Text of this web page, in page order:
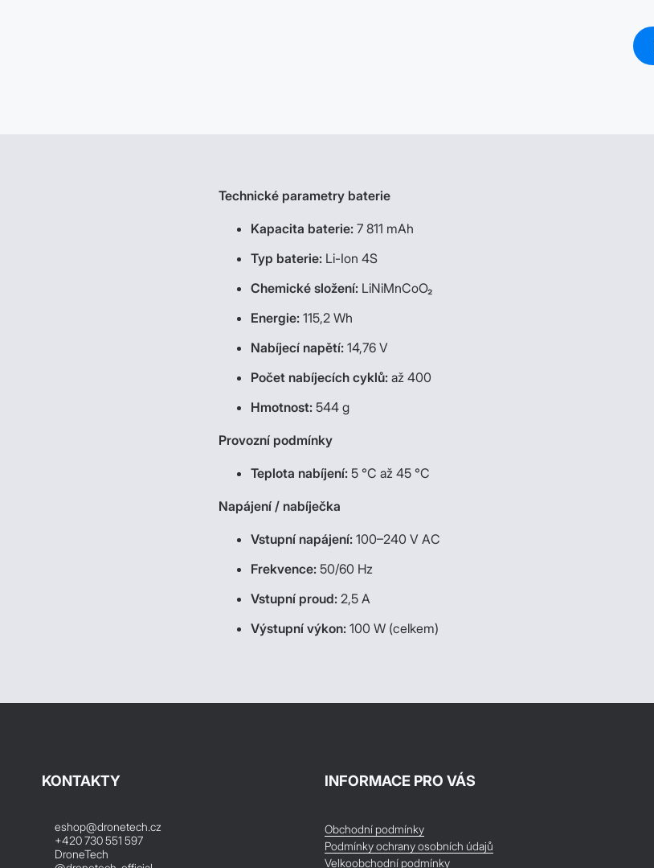
Technické parametry baterie
Kapacita baterie: 7 811 mAh
Typ baterie: Li-Ion 4S
Chemické složení: LiNiMnCoO₂
Energie: 115,2 Wh
Nabíjecí napětí: 14,76 V
Počet nabíjecích cyklů: až 400
Hmotnost: 544 g
Provozní podmínky
Teplota nabíjení: 5 °C až 45 °C
Napájení / nabíječka
Vstupní napájení: 100–240 V AC
Frekvence: 50/60 Hz
Vstupní proud: 2,5 A
Výstupní výkon: 100 W (celkem)
KONTAKTY
eshop@dronetech.cz
+420 730 551 597
DroneTech
INFORMACE PRO VÁS
Obchodní podmínky
Podmínky ochrany osobních údajů
Velkoobchodní podmínky